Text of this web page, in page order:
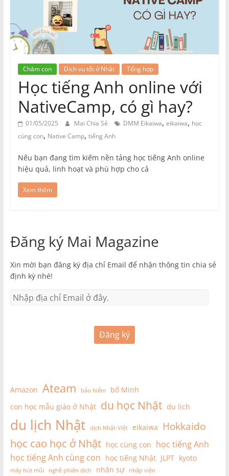
Chăm con Dịch vụ tốt ở Nhật Tổng hợp
Học tiếng Anh online với
NativeCamp, có gì hay?
01/05/2025 Mai Chia Sẻ DMM Eikaiwa, eikaiwa, học
cùng con, Native Camp, tiếng Anh
Nếu bạn đang tìm kiếm nền tảng học tiếng Anh online
hiệu quả, linh hoạt và phù hợp cho cả
Xem thêm
Đăng ký Mai Magazine
Xin mời bạn đăng ký địa chỉ Email để nhận thông tin chia sẻ
định kỳ nhé!
Đăng ký
Amazon Ateam bảo hiểm
bố Minh
con học mẫu giáo ở Nhật du học Nhật du lịch
du lịch Nhật dịch Nhật-Việt eikaiwa Hokkaido
học cao học ở Nhật học cùng con học tiếng Anh
học tiếng Anh cùng con học tiếng Nhật JLPT kyoto
máy hút mũi nghề phiên dịch nhân sự nhập viện